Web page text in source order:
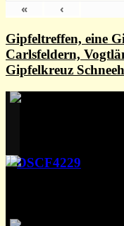
« ‹
Gipfeltreffen, eine
Carlsfeldern,
Gipfelkreuz